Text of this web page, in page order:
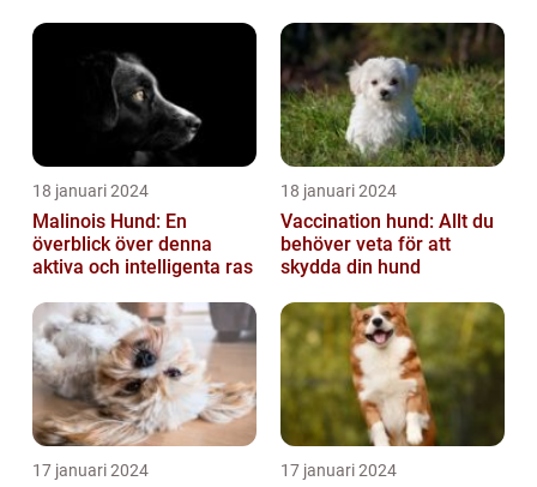
18 januari 2024
Malinois Hund: En
överblick över denna
aktiva och intelligenta ras
18 januari 2024
Vaccination hund: Allt du
behöver veta för att
skydda din hund
17 januari 2024 17 januari 2024